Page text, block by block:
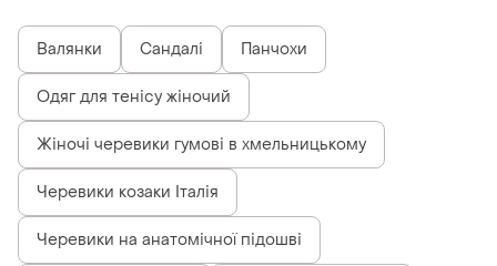
Валянки Сандалі Панчохи
Одяг для тенісу жіночий
Жіночі черевики гумові в хмельницькому
Черевики козаки Італія
Черевики на анатомічної підошві